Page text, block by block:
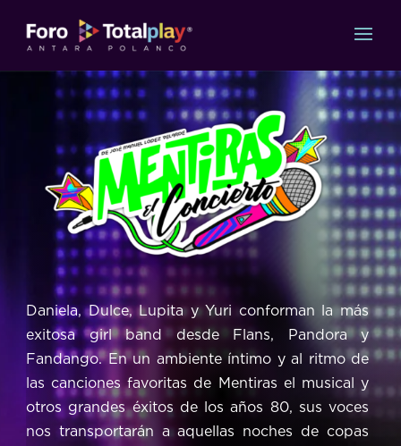
Daniela, Dulce, Lupita y Yuri conforman la más
exitosa girl band desde Flans, Pandora y
Fandango. En un ambiente íntimo y al ritmo de
las canciones favoritas de Mentiras el musical y
otros grandes éxitos de los años 80, sus voces
nos transportarán a aquellas noches de copas